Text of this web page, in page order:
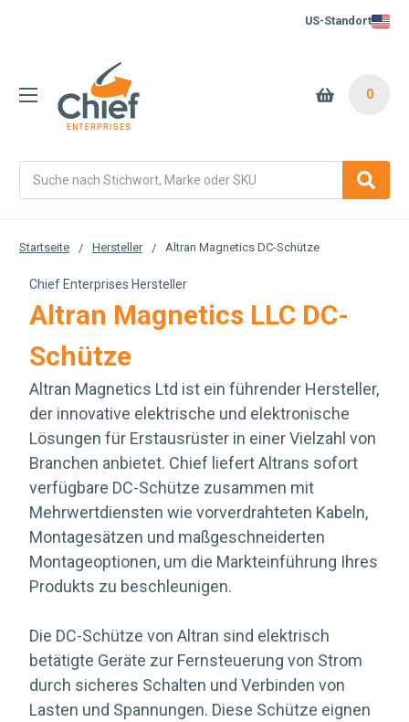
US-Standort
0
Startseite Hersteller Altran Magnetics DC-Schütze
Chief Enterprises Hersteller
Altran Magnetics LLC DC-
Schütze
Altran Magnetics Ltd ist ein führender Hersteller,
der innovative elektrische und elektronische
Lösungen für Erstausrüster in einer Vielzahl von
Branchen anbietet. Chief liefert Altrans sofort
verfügbare DC-Schütze zusammen mit
Mehrwertdiensten wie vorverdrahteten Kabeln,
Montagesätzen und maßgeschneiderten
Montageoptionen, um die Markteinführung Ihres
Produkts zu beschleunigen.
Die DC-Schütze von Altran sind elektrisch
betätigte Geräte zur Fernsteuerung von Strom
durch sicheres Schalten und Verbinden von
Lasten und Spannungen. Diese Schütze eignen